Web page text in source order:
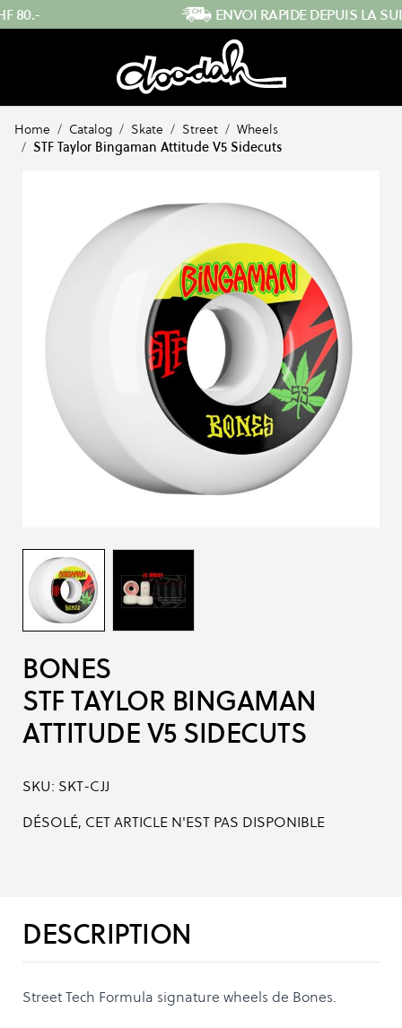
Skip to Content
ENVOI RAPIDE DEPUIS LA SUISSE
Home / Catalog / Skate / Street / Wheels
/ STF Taylor Bingaman Attitude V5 Sidecuts
BONES
STF TAYLOR BINGAMAN
ATTITUDE V5 SIDECUTS
SKU: SKT-CJJ
DÉSOLÉ, CET ARTICLE N'EST PAS DISPONIBLE
DESCRIPTION
Street Tech Formula signature wheels de Bones.